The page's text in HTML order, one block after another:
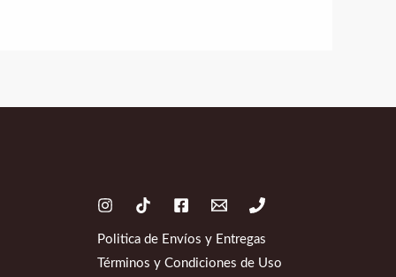
Politica de Envíos y Entregas
Términos y Condiciones de Uso